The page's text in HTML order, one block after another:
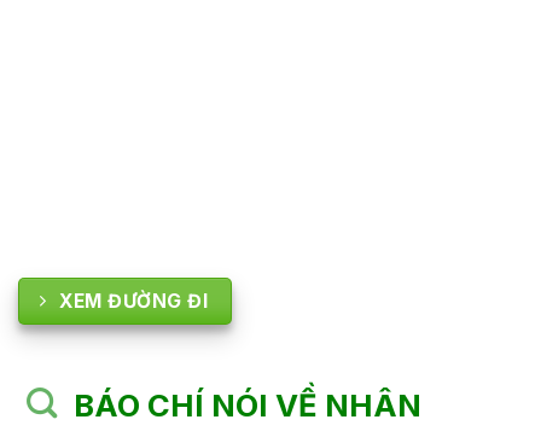
XEM ĐƯỜNG ĐI
BÁO CHÍ NÓI VỀ NHÂN